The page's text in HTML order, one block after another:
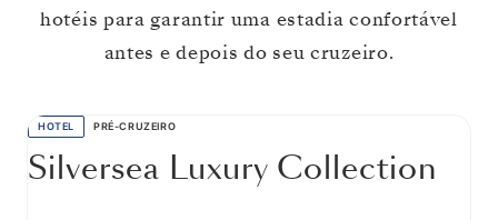
hotéis para garantir uma estadia confortável
antes e depois do seu cruzeiro.
HOTEL PRÉ-CRUZEIRO
Silversea Luxury Collection